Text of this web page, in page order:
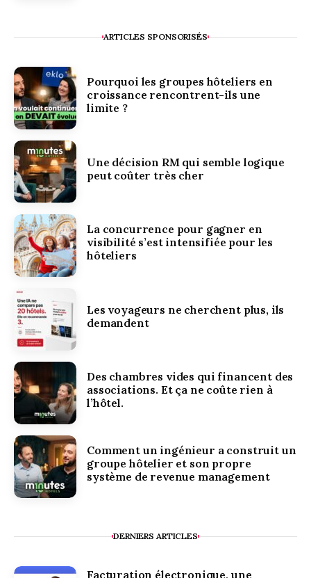
ARTICLES SPONSORISÉS
Pourquoi les groupes hôteliers en
croissance rencontrent-ils une
limite ?
Une décision RM qui semble logique
peut coûter très cher
La concurrence pour gagner en
visibilité s’est intensifiée pour les
hôteliers
Les voyageurs ne cherchent plus, ils
demandent
Des chambres vides qui financent des
associations. Et ça ne coûte rien à
l’hôtel.
Comment un ingénieur a construit un
groupe hôtelier et son propre
système de revenue management
DERNIERS ARTICLES
Facturation électronique, une